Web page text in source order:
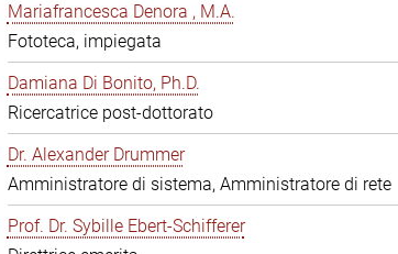
Mariafrancesca Denora , M.A.
Fototeca, impiegata
Damiana Di Bonito, Ph.D.
Ricercatrice post-dottorato
Dr. Alexander Drummer
Amministratore di sistema, Amministratore di rete
Prof. Dr. Sybille Ebert-Schifferer